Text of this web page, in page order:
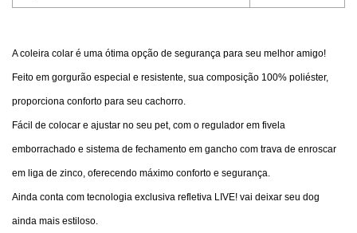
A coleira colar é uma ótima opção de segurança para seu melhor amigo!
Feito em gorgurão especial e resistente, sua composição 100% poliéster,
proporciona conforto para seu cachorro.
Fácil de colocar e ajustar no seu pet, com o regulador em fivela
emborrachado e sistema de fechamento em gancho com trava de enroscar
em liga de zinco, oferecendo máximo conforto e segurança.
Ainda conta com tecnologia exclusiva refletiva LIVE! vai deixar seu dog
ainda mais estiloso.